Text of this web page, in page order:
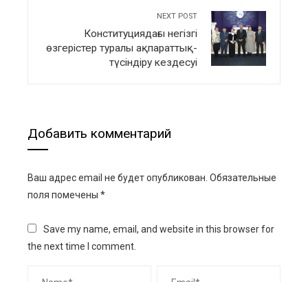
NEXT POST
Конституциядағы негізгі
өзгерістер туралы ақпараттық-
түсіндіру кездесуі
Добавить комментарий
Ваш адрес email не будет опубликован. Обязательные
поля помечены *
Save my name, email, and website in this browser for
the next time I comment.